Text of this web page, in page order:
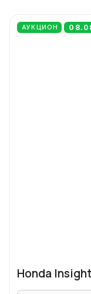
АУКЦИОН
Honda